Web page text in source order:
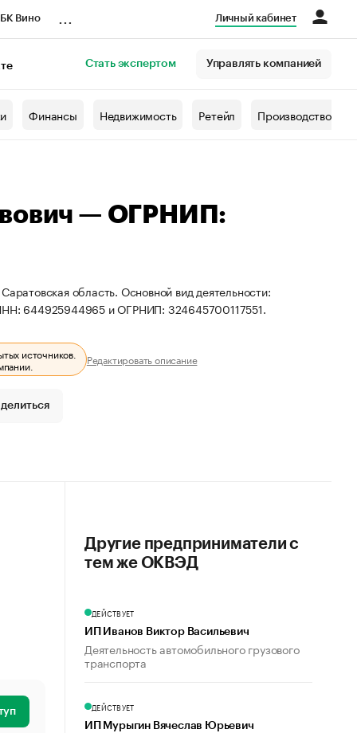
Вино Личный кабинет
Стать экспертом Управлять компанией
Финансы Недвижимость Ретейл Производство
— ОГРНИП:
область. Основной вид деятельности:
644925944965 и ОГРНИП: 324645700117551.
источников.
Редактировать описание
Другие предприниматели с
тем же ОКВЭД
ДЕЙСТВУЕТ
ИП Иванов Виктор Васильевич
Деятельность автомобильного грузового
транспорта
ДЕЙСТВУЕТ
ИП Мурыгин Вячеслав Юрьевич